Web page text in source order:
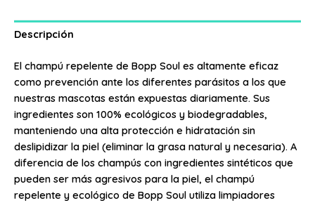
Descripción
El champú repelente de Bopp Soul es altamente eficaz
como prevención ante los diferentes parásitos a los que
nuestras mascotas están expuestas diariamente. Sus
ingredientes son 100% ecológicos y biodegradables,
manteniendo una alta protección e hidratación sin
deslipidizar la piel (eliminar la grasa natural y necesaria). A
diferencia de los champús con ingredientes sintéticos que
pueden ser más agresivos para la piel, el champú
repelente y ecológico de Bopp Soul utiliza limpiadores